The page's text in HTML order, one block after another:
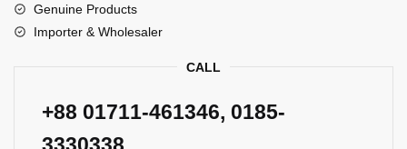
Genuine Products
Importer & Wholesaler
CALL
+88 01711-461346, 0185-